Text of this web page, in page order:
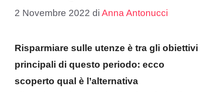
2 Novembre 2022 di Anna Antonucci
Risparmiare sulle utenze è tra gli obiettivi
principali di questo periodo: ecco
scoperto qual è l’alternativa